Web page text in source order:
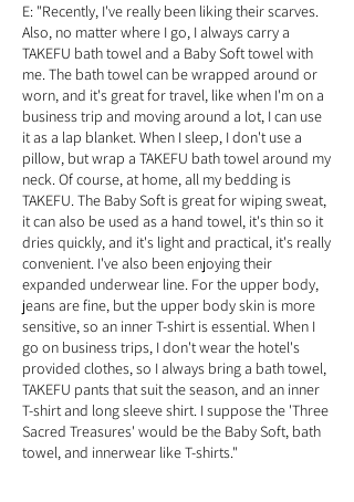
E: "Recently, I've really been liking their scarves.
Also, no matter where I go, I always carry a
TAKEFU bath towel and a Baby Soft towel with
me. The bath towel can be wrapped around or
worn, and it's great for travel, like when I'm on a
business trip and moving around a lot, I can use
it as a lap blanket. When I sleep, I don't use a
pillow, but wrap a TAKEFU bath towel around my
neck. Of course, at home, all my bedding is
TAKEFU. The Baby Soft is great for wiping sweat,
it can also be used as a hand towel, it's thin so it
dries quickly, and it's light and practical, it's really
convenient. I've also been enjoying their
expanded underwear line. For the upper body,
jeans are fine, but the upper body skin is more
sensitive, so an inner T-shirt is essential. When I
go on business trips, I don't wear the hotel's
provided clothes, so I always bring a bath towel,
TAKEFU pants that suit the season, and an inner
T-shirt and long sleeve shirt. I suppose the 'Three
Sacred Treasures' would be the Baby Soft, bath
towel, and innerwear like T-shirts."